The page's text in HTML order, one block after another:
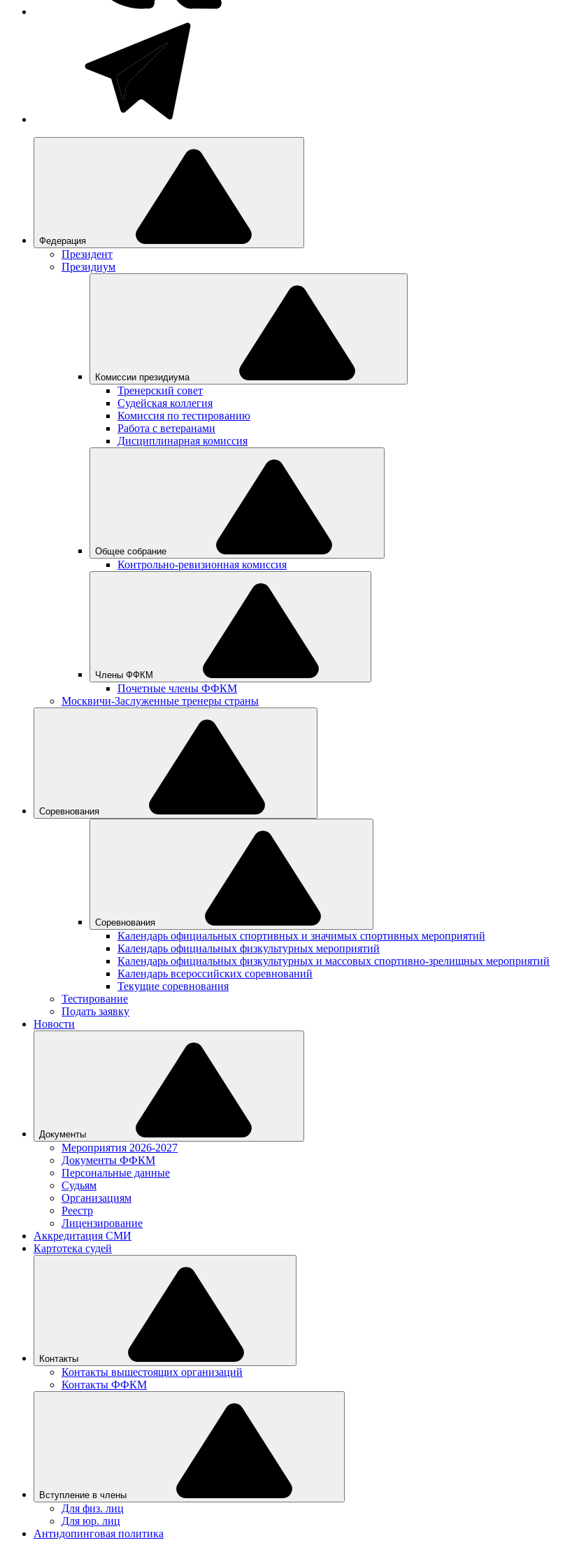
Федерация
Президент
Президиум
Комиссии президиума
Тренерский совет
Судейская коллегия
Комиссия по тестированию
Работа с ветеранами
Дисциплинарная комиссия
Общее собрание
Контрольно-ревизионная комиссия
Члены ФФКМ
Почетные члены ФФКМ
Москвичи-Заслуженные тренеры страны
Соревнования
Соревнования
Календарь официальных спортивных и значимых спортивных мероприятий
Календарь официальных физкультурных мероприятий
Календарь официальных физкультурных и массовых спортивно-зрелищных мероприятий
Календарь всероссийских соревнований
Текущие соревнования
Тестирование
Подать заявку
Новости
Документы
Мероприятия 2026-2027
Документы ФФКМ
Персональные данные
Судьям
Организациям
Реестр
Лицензирование
Аккредитация СМИ
Картотека судей
Контакты
Контакты вышестоящих организаций
Контакты ФФКМ
Вступление в члены
Для физ. лиц
Для юр. лиц
Антидопинговая политика